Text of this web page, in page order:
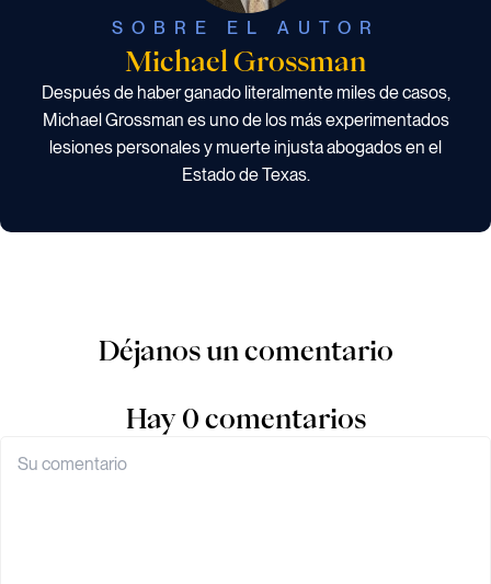
SOBRE EL AUTOR
Michael Grossman
Después de haber ganado literalmente miles de casos,
Michael Grossman es uno de los más experimentados
lesiones personales y muerte injusta abogados en el
Estado de Texas.
Déjanos un comentario
Hay 0 comentarios